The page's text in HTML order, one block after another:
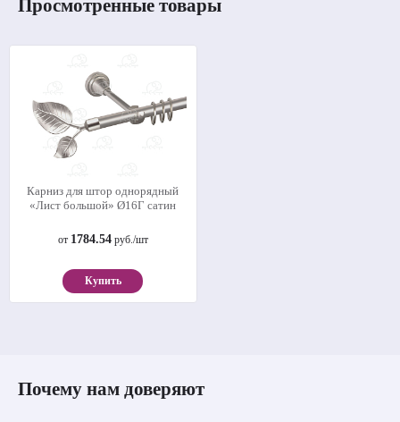
Просмотренные товары
Карниз для штор однорядный
«Лист большой» Ø16Г сатин
от 1784.54руб./шт
Купить
Почему нам доверяют